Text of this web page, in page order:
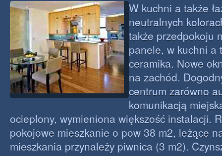
W kuchni a także
neutralnych
także przedpokoju
panele, w kuchni a
ceramika. Nowe
na zachód.
centrum zarówno
komunikacją
ocieplony, wymieniona większość instalacji.
pokojowe mieszkanie o pow 38 m2, leżące
mieszkania przynależy piwnica (3 m2).